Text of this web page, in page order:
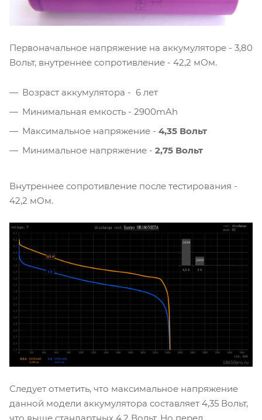
Первоначальное напряжение на аккумуляторе - 3,80
Вольт, внутреннее сопротивление - 42,2 мОм.
Возраст аккумулятора - 6 лет
Минимальная емкость - 2900mAh
Максимальное напряжение - 4,35 Вольт
Минимальное напряжение - 2,75 Вольт
Внутреннее сопротивление после тестирования -
42,2 мОм.
Следует отметить, что максимальное напряжение
данной модели аккумулятора составляет 4,35 Вольт,